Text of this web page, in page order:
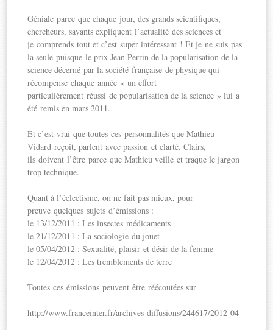
Géniale parce que chaque jour, des grands scientifiques,
chercheurs, savants expliquent l’actualité des sciences et
je comprends tout et c’est super intéressant ! Et je ne suis pas
la seule puisque le prix Jean Perrin de la popularisation de la
science décerné par la société française de physique qui
récompense chaque année « un effort
particulièrement réussi de popularisation de la science » lui a
été remis en mars 2011.
Et c’est vrai que toutes ces personnalités que Mathieu
Vidard reçoit, parlent avec passion et clarté. Clairs,
ils doivent l’être parce que Mathieu veille et traque le jargon
trop technique.
Quant à l’éclectisme, on ne fait pas mieux, pour
preuve quelques sujets d’émissions :
le 13/12/2011 : Les insectes médicaments
le 21/12/2011 : La sociologie du jouet
le 05/04/2012 : Sexualité, plaisir et désir de la femme
le 12/04/2012 : Les tremblements de terre
Toutes ces émissions peuvent être réécoutées sur
http://www.franceinter.fr/archives-diffusions/244617/2012-04